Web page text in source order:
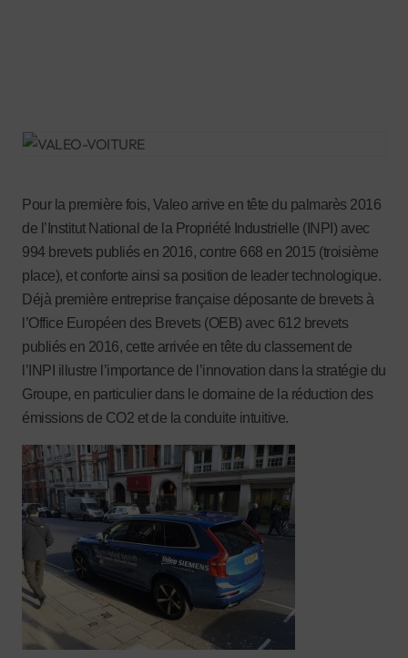
Pour la première fois, Valeo arrive en tête du palmarès 2016
de l’Institut National de la Propriété Industrielle (INPI) avec
994 brevets publiés en 2016, contre 668 en 2015 (troisième
place), et conforte ainsi sa position de leader technologique.
Déjà première entreprise française déposante de brevets à
l’Office Européen des Brevets (OEB) avec 612 brevets
publiés en 2016, cette arrivée en tête du classement de
l’INPI illustre l’importance de l’innovation dans la stratégie du
Groupe, en particulier dans le domaine de la réduction des
émissions de CO2 et de la conduite intuitive.